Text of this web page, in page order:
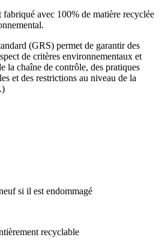
avec 100% de matière recyclée
(GRS) permet de garantir des
de critères environnementaux et
la chaîne de contrôle, des pratiques
et des restrictions au niveau de la
si il est endommagé
recyclable